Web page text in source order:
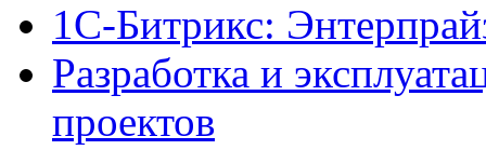
1С-Битрикс:
Разработка и
проектов